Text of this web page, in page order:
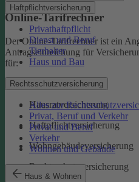
Haftpflichtversicherung
Privathaftpflicht
Dienst und Beruf
Tierhalter
Haus und Bau
Rechtsschutzversicherung
Alles zur
Privat, Beruf und Verkehr
Privat und Beruf
Verkehr
Wohnen und Gebäude
Haus & Wohnen
Online-Tarifrechner
Der Online-Tarifrechner ist ein
Antragseinreichung für
für:
Kfz-Versicherungen
Hausratversicherung
Haftpflichtversicherung
Wohngebäudeversicherung
Rechtsschutzversicherung